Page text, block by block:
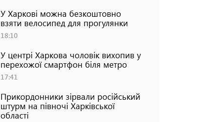
У Харкові можна безкоштовно
взяти велосипед для прогулянки
18:10
У центрі Харкова чоловік вихопив у
перехожої смартфон біля метро
17:41
Прикордонники зірвали російський
штурм на півночі Харківської
області